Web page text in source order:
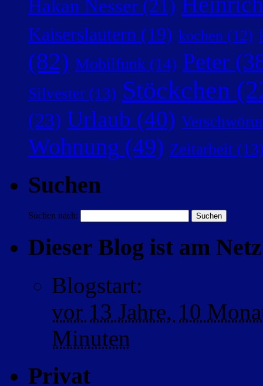
Hakan Nesser (21)
Kaiserslautern (19) kochen (12)
(82) Mobilfunk (14) Peter
Silvester (13) Stöckchen
(23) Urlaub (40)
Wohnung (49) Zeitarbeit
Suchen
Suchen nach:
Dieser Blog ist am
Blogstart:
vor 13 Jahre, 10
Minuten
Privat